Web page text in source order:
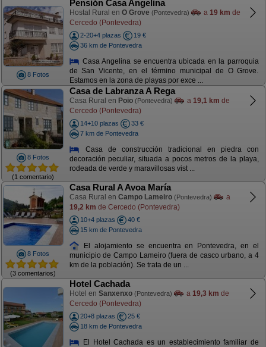
8 Fotos
Pensión Casa Angelina
Hostal Rural en O Grove (Pontevedra) a 19 km de
Cercedo (Pontevedra)
2-20+4 plazas
19 €
36 km de Pontevedra
Casa Angelina se encuentra ubicada en la parroquia
de San Vicente, en el término municipal de O Grove.
Estamos en la zona de playas por exce ...
8 Fotos
(1 comentario)
Casa de Labranza A Rega
Casa Rural en Poio (Pontevedra) a 19,1 km de
Cercedo (Pontevedra)
14+10 plazas
33 €
7 km de Pontevedra
Casa de construcción tradicional en piedra con
decoración peculiar, situada a pocos metros de la playa,
rodeada de verde y maravillosas vist ...
8 Fotos
(3 comentarios)
Casa Rural A Avoa María
Casa Rural en Campo Lameiro (Pontevedra)
a
19,2 km de Cercedo (Pontevedra)
10+4 plazas
40 €
15 km de Pontevedra
El alojamiento se encuentra en Pontevedra, en el
municipio de Campo Lameiro (fuera de casco urbano, a 4
km de la población). Se trata de un ...
Hotel Cachada
Hotel en Sanxenxo (Pontevedra) a 19,3 km de
Cercedo (Pontevedra)
20+8 plazas
25 €
18 km de Pontevedra
El Hotel Cachada es un establecimiento familiar de